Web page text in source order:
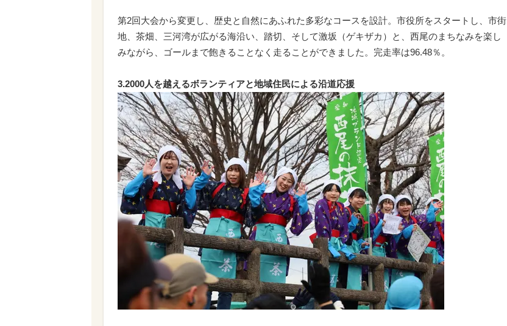
第2回大会から変更し、歴史と自然にあふれた多彩なコースを設計。市役所をスタートし、市街
地、茶畑、三河湾が広がる海沿い、踏切、そして激坂（ゲキザカ）と、西尾のまちなみを楽し
みながら、ゴールまで飽きることなく走ることができました。完走率は96.48％。
3.2000人を越えるボランティアと地域住民による沿道応援